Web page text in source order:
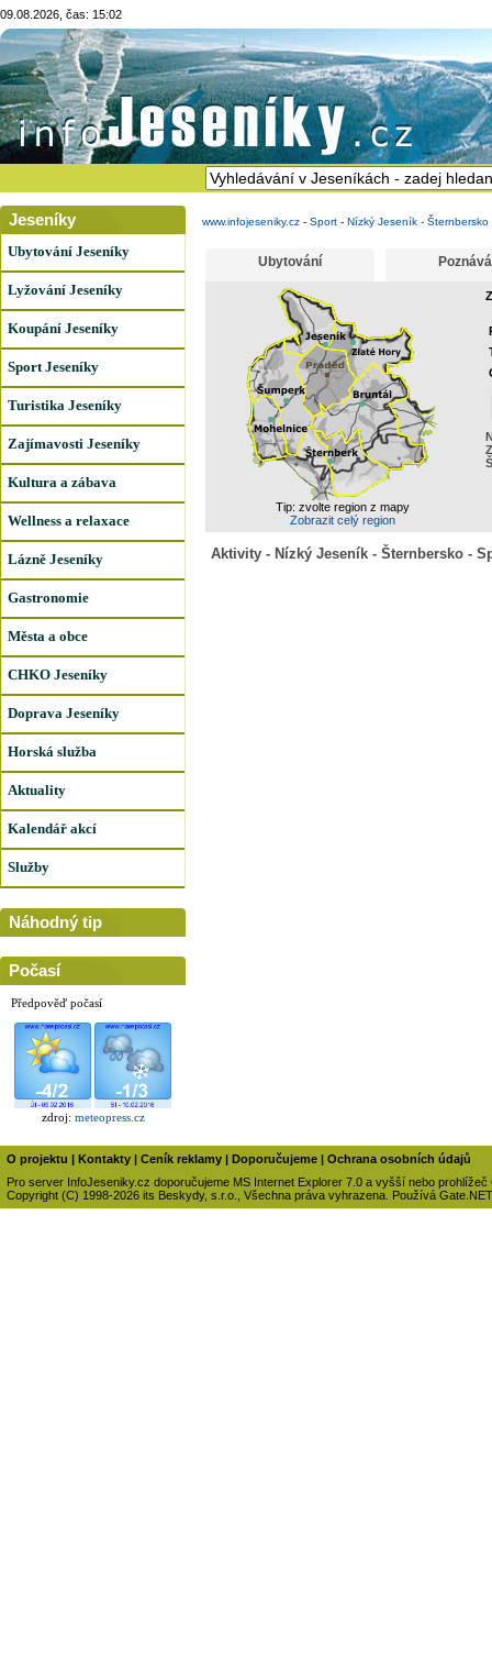
09.08.2026, čas: 15:02
Jeseníky
Ubytování Jeseníky
Lyžování Jeseníky
Koupání Jeseníky
Sport Jeseníky
Turistika Jeseníky
Zajímavosti Jeseníky
Kultura a zábava
Wellness a relaxace
Lázně Jeseníky
Gastronomie
Města a obce
CHKO Jeseníky
Doprava Jeseníky
Horská služba
Aktuality
Kalendář akcí
Služby
Náhodný tip
Počasí
Předpověď počasí
zdroj: meteopress.cz
www.infojeseniky.cz - Sport - Nízký Jeseník - Šternbersko
Ubytování
Tip: zvolte region z mapy
Zobrazit celý region
Aktivity - Nízký Jeseník - Šternbersko -
O projektu Kontakty Ceník reklamy Doporučujeme
Ochrana osobních údajů
Pro server InfoJeseniky.cz doporučujeme MS Internet Explorer 7.0 a vyšší nebo prohlížeč
Copyright (C) 1998-2026 its Beskydy, s.r.o., Všechna práva vyhrazena. Používá